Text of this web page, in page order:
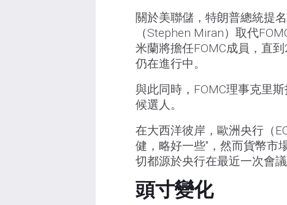
關於美聯儲，特朗普總統提
（Stephen Miran）取代
米蘭將擔任FOMC成員，直
仍在進行中。
與此同時，FOMC理事克里
候選人。
在大西洋彼岸，歐洲央行（
健，略好一些"，然而貨幣市
切都源於央行在最近一次會議
頭寸變化